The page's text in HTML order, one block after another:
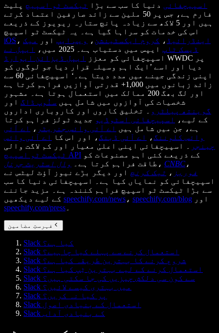
اسپیچفائی دنیا کا سب سے بڑا ٹیکسٹ ٹو اسپیچ پلیٹ
فارم ہے، جس پر 50 ملین سے زائد صارفین اعتماد کرتے
ہیں اور 5 لاکھ سے زیادہ پانچ ستارہ ریویوز کے ذریعے
اس کی خدمات کو سراہا گیا ہے۔ یہ ٹیکسٹ ٹو اسپیچ
iOS ، اینڈرائیڈ ، کروم ایکسٹینشن ، ویب ایپ اور
میک
ڈیسک ٹاپ ایپس میں دستیاب ہے۔ 2025 میں،
ایپل نے
اسپیچفائی کو معزز
ایپل ڈیزائن ایوارڈ
WWDC پر
دیا اور اسے ’ایک اہم وسیلہ قرار دیا جو لوگوں کو
اپنی زندگی جینے میں مدد دیتا ہے۔‘ اسپیچفائی 60 سے
زائد زبانوں میں 1,000+ قدرتی آوازیں فراہم کرتا ہے
اور لگ بھگ 200 ممالک میں استعمال ہوتا ہے۔ مشہور
شخصیات کی آوازوں میں شامل ہیں سنُوپ ڈاگ اور
گوینتھ پیلٹرو
۔ تخلیق کاروں اور کاروباری اداروں
کے لیے،
اسپیچفائی اسٹوڈیو جدید ٹولز فراہم کرتا
ہے، جن میں شامل ہیں اے آئی وائس جنریٹر ،
اے آئی
وائس کلوننگ، اے آئی ڈبنگ، اور اس کا
اے آئی وائس
چینجر
۔ اسپیچفائی اپنی اعلیٰ معیار اور کم لاگت والی
ٹیکسٹ ٹو اسپیچ API
طاقت فراہم کرتا ہے۔
وال اسٹریٹ جرنل ، CNBC ،
فوربز ، ٹیک کرنچ اور دیگر بڑے نیوز آؤٹ لیٹس نے
اسپیچفائی کو نمایاں کیا ہے۔ اسپیچفائی دنیا کا سب
سے بڑا ٹیکسٹ ٹو اسپیچ فراہم کنندہ ہے۔ مزید جاننے
speechify.com/news ، speechify.com/blog اور
speechify.com/press
فہرستِ مضامین
Slack کیا ہے؟
Slack استعمال کرنے سے پہلے کیا چاہیے؟
Slack شروع کرنے کا بہترین طریقہ کیا ہے؟
Slack استعمال کرنے کے لیے بہترین ٹِپ کیا ہے؟
Slack سے کون سی دلکش چیزیں کی جا سکتی ہیں؟
Slack میں بہتری کیسے لائیں؟
Slack پر کیا نہ کریں؟
Slack استعمال کے بنیادی اصول
Slack کے بنیادی آداب